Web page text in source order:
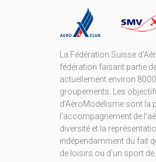
La Fédération Suisse
fédération faisant partie
actuellement environ
groupements. Les
d’AéroModélisme sont la
l’accompagnement de
diversité et la
indépendamment du fait
de loisirs ou d’un sport